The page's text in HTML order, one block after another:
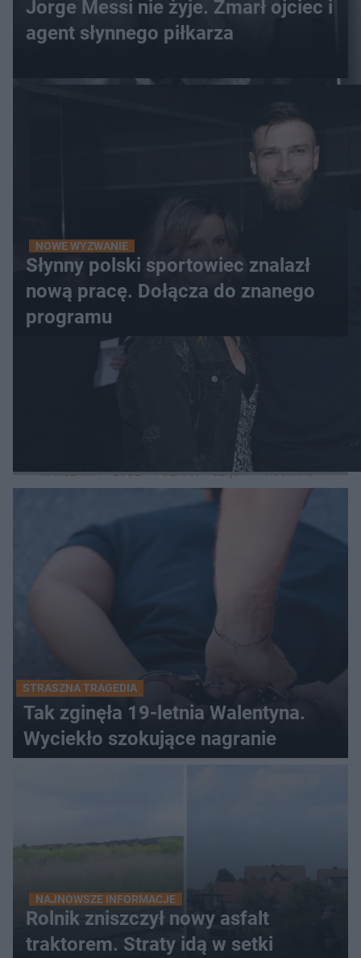
Jorge Messi nie żyje. Zmarł ojciec i
agent słynnego piłkarza
NOWE WYZWANIE
Słynny polski sportowiec znalazł
nową pracę. Dołącza do znanego
programu
WARSZAWA ŁÓDŹ POZNAŃ ŚLĄSK TRÓJMIASTO
STRASZNA TRAGEDIA
Tak zginęła 19-letnia Walentyna.
Wyciekło szokujące nagranie
NAJNOWSZE INFORMACJE
Rolnik zniszczył nowy asfalt
traktorem. Straty idą w setki